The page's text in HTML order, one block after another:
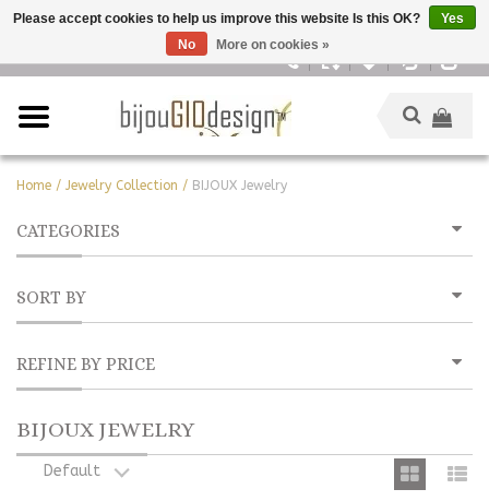
Home / Jewelry Collection / BIJOUX Jewelry
CATEGORIES
SORT BY
REFINE BY PRICE
BIJOUX JEWELRY
Default
Please accept cookies to help us improve this website Is this OK?
Yes
No
More on cookies »